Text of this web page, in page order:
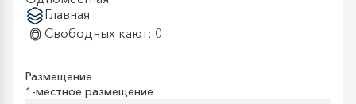
Главная
Свободных кают: 0
Размещение
1-местное размещение